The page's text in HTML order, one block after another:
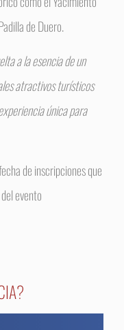
de Duero.
a la esencia de un
atractivos turísticos
única para
de inscripciones que
evento